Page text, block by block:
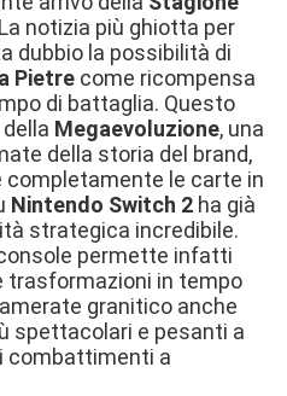
notizia più ghiotta per
dubbio la possibilità di
Pietre come ricompensa
di battaglia. Questo
Megaevoluzione, una
della storia del brand,
le carte in
Nintendo Switch 2 ha già
strategica incredibile.
permette infatti
trasformazioni in tempo
granitico anche
spettacolari e pesanti a
combattimenti a